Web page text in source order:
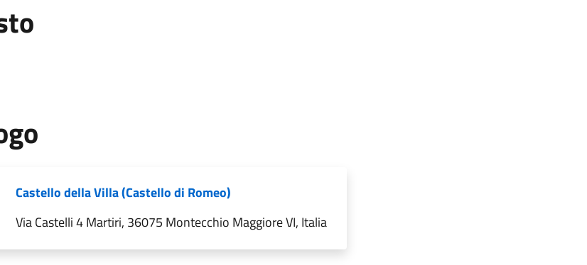
Castello della Villa (Castello di Romeo)
Via Castelli 4 Martiri, 36075 Montecchio Maggiore VI, Italia